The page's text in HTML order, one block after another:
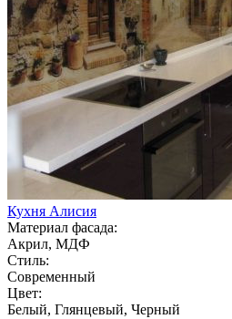
Кухня Алисия
Материал фасада:
Акрил, МДФ
Стиль:
Современный
Цвет:
Белый, Глянцевый, Черный